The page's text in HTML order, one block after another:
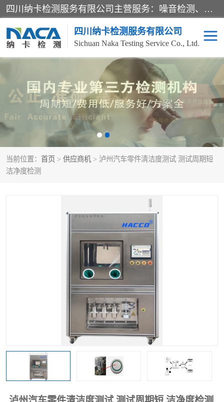
四川纳卡检测服务有限公司主营服务：噪音检测、灯光检测、防护网检测、磁性检测、无损检测、燃烧等级检测；本着严谨、规范的态度严格执行国家现行标准、规范及规程，奉行“科学公正、准确、持续改进、诚信服务”的企业价值和“科学、信誉、服务”的企业宗旨，竭诚为广大客户服务。
四川纳卡检测服务有限公司
Sichuan Naka Testing Service Co., Ltd.
当前位置： 首页 > 供应商机 > 泸州汽车零件清洁度测试 测试周期短
洁净度检测
噪音检测 灯光检测
防护网检测 磁性检测
燃烧等级检测
可靠性检测 产品检测